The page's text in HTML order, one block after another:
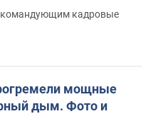
кадровые
мощные
дым. Фото и